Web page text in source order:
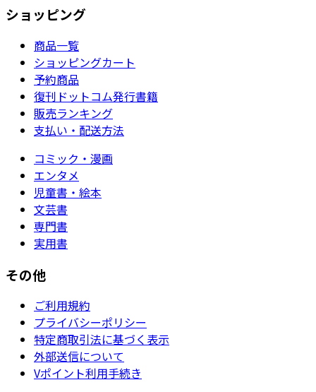
ショッピング
商品一覧
ショッピングカート
予約商品
復刊ドットコム発行書籍
販売ランキング
支払い・配送方法
コミック・漫画
エンタメ
児童書・絵本
文芸書
専門書
実用書
その他
ご利用規約
プライバシーポリシー
特定商取引法に基づく表示
外部送信について
Vポイント利用手続き